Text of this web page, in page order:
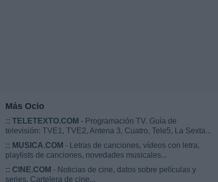
Más Ocio
:: TELETEXTO.COM - Programación TV. Guía de
televisión: TVE1, TVE2, Antena 3, Cuatro, Tele5, La Sexta...
:: MUSICA.COM - Letras de canciones, vídeos con letra,
playlists de canciones, novedades musicales...
:: CINE.COM - Noticias de cine, datos sobre películas y
series. Cartelera de cine...